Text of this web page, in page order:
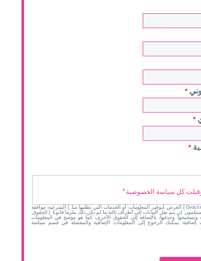
*
*
*
كل سياسة الخصوصية*
الباحث الرئيسي: Ovoclinic | الغرض: لتوفير المعلومات أو الخدمات التي تطلبها منا. | الشرعية: موافقة
لن يتم نقل البيانات إلى أطراف ثالثة ما لم يكن ذلك ملزما قانونا. | الحقوق:
وتصحيحها وحذفها، بالإضافة إلى الحقوق الأخرى، كما هو موضح في المعلومات
إضافية: يمكنك الرجوع إلى المعلومات الإضافية والمفصلة في قسم سياسة